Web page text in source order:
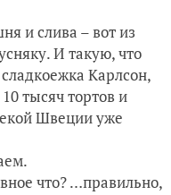
и слива – вот из
И такую, что
Карлсон,
тысяч тортов и
Швеции уже
что? …правильно,